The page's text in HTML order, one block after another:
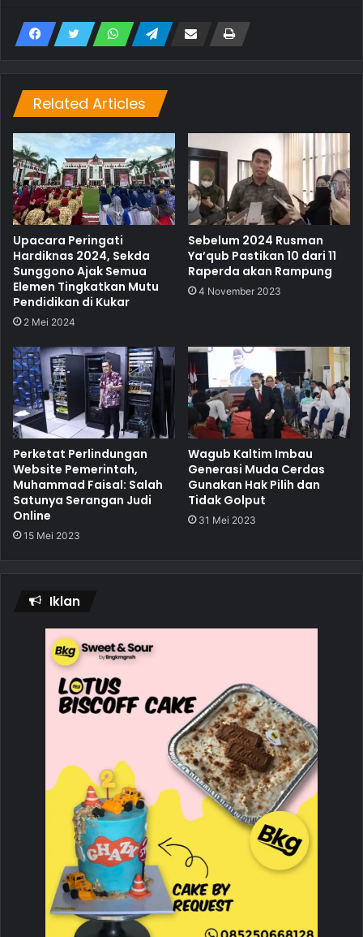
Related Articles
Upacara Peringati
Hardiknas 2024, Sekda
Sunggono Ajak Semua
Elemen Tingkatkan Mutu
Pendidikan di Kukar
2 Mei 2024
Sebelum 2024 Rusman
Ya’qub Pastikan 10 dari 11
Raperda akan Rampung
4 November 2023
Perketat Perlindungan
Website Pemerintah,
Muhammad Faisal: Salah
Satunya Serangan Judi
Online
15 Mei 2023
Wagub Kaltim Imbau
Generasi Muda Cerdas
Gunakan Hak Pilih dan
Tidak Golput
31 Mei 2023
Iklan